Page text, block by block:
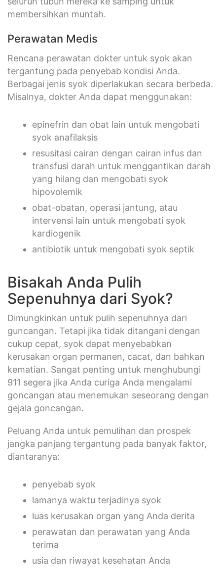
membersihkan muntah.
Perawatan Medis
Rencana perawatan dokter untuk syok akan
tergantung pada penyebab kondisi Anda.
Berbagai jenis syok diperlakukan secara berbeda.
Misalnya, dokter Anda dapat menggunakan:
epinefrin dan obat lain untuk mengobati
syok anafilaksis
resusitasi cairan dengan cairan infus dan
transfusi darah untuk menggantikan darah
yang hilang dan mengobati syok
hipovolemik
obat-obatan, operasi jantung, atau
intervensi lain untuk mengobati syok
kardiogenik
antibiotik untuk mengobati syok septik
Bisakah Anda Pulih
Sepenuhnya dari Syok?
Dimungkinkan untuk pulih sepenuhnya dari
guncangan. Tetapi jika tidak ditangani dengan
cukup cepat, syok dapat menyebabkan
kerusakan organ permanen, cacat, dan bahkan
kematian. Sangat penting untuk menghubungi
911 segera jika Anda curiga Anda mengalami
goncangan atau menemukan seseorang dengan
gejala goncangan.
Peluang Anda untuk pemulihan dan prospek
jangka panjang tergantung pada banyak faktor,
diantaranya:
penyebab syok
lamanya waktu terjadinya syok
luas kerusakan organ yang Anda derita
perawatan dan perawatan yang Anda
terima
usia dan riwayat kesehatan Anda